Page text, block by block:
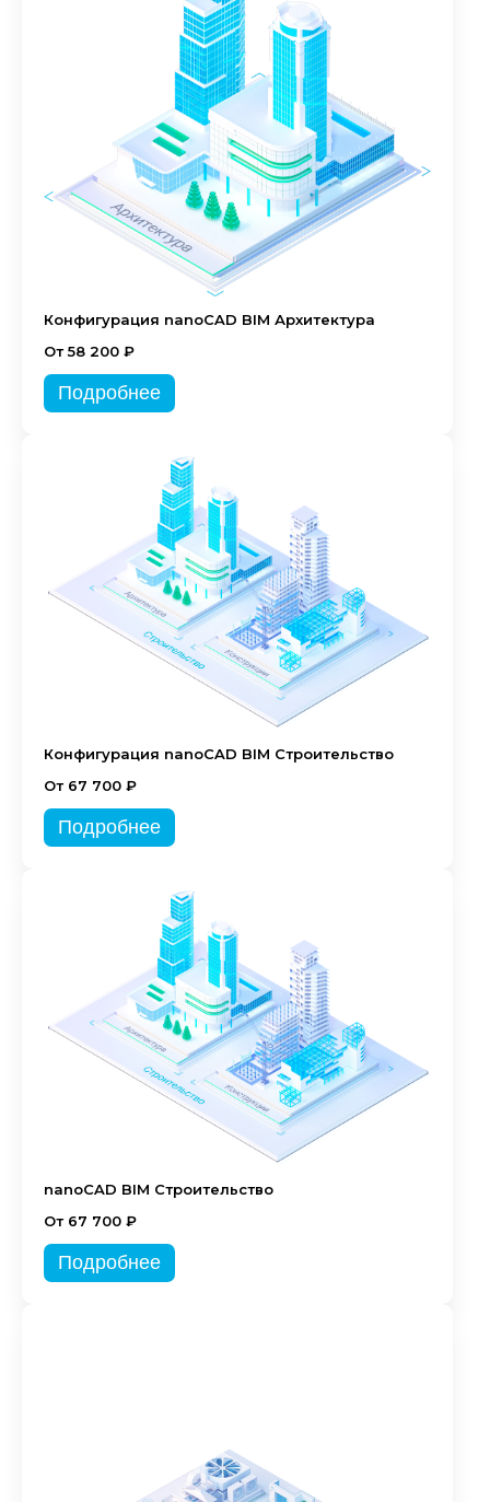
Конфигурация nanoCAD BIM Архитектура
От 58 200 ₽
Подробнее
Конфигурация nanoCAD BIM Строительство
От 67 700 ₽
Подробнее
nanoCAD BIM Строительство
От 67 700 ₽
Подробнее